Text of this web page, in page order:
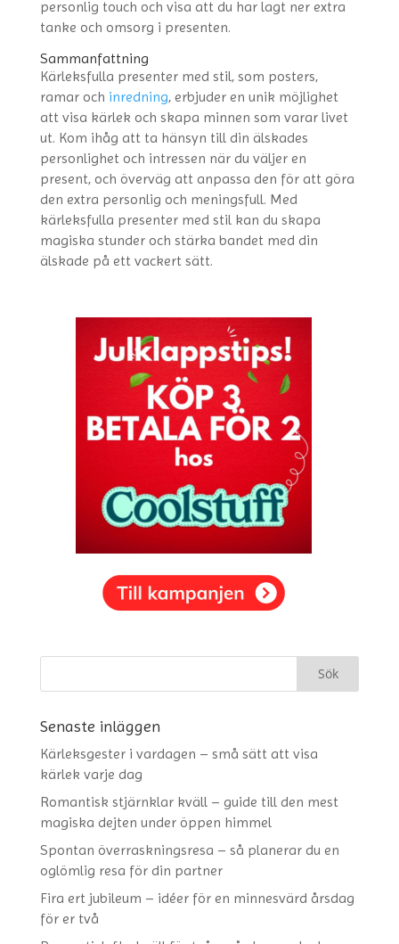
personlig touch och visa att du har lagt ner extra
tanke och omsorg i presenten.
Sammanfattning
Kärleksfulla presenter med stil, som posters,
ramar och inredning, erbjuder en unik möjlighet
att visa kärlek och skapa minnen som varar livet
ut. Kom ihåg att ta hänsyn till din älskades
personlighet och intressen när du väljer en
present, och överväg att anpassa den för att göra
den extra personlig och meningsfull. Med
kärleksfulla presenter med stil kan du skapa
magiska stunder och stärka bandet med din
älskade på ett vackert sätt.
Senaste inläggen
Kärleksgester i vardagen – små sätt att visa
kärlek varje dag
Romantisk stjärnklar kväll – guide till den mest
magiska dejten under öppen himmel
Spontan överraskningsresa – så planerar du en
oglömlig resa för din partner
Fira ert jubileum – idéer för en minnesvärd årsdag
för er två